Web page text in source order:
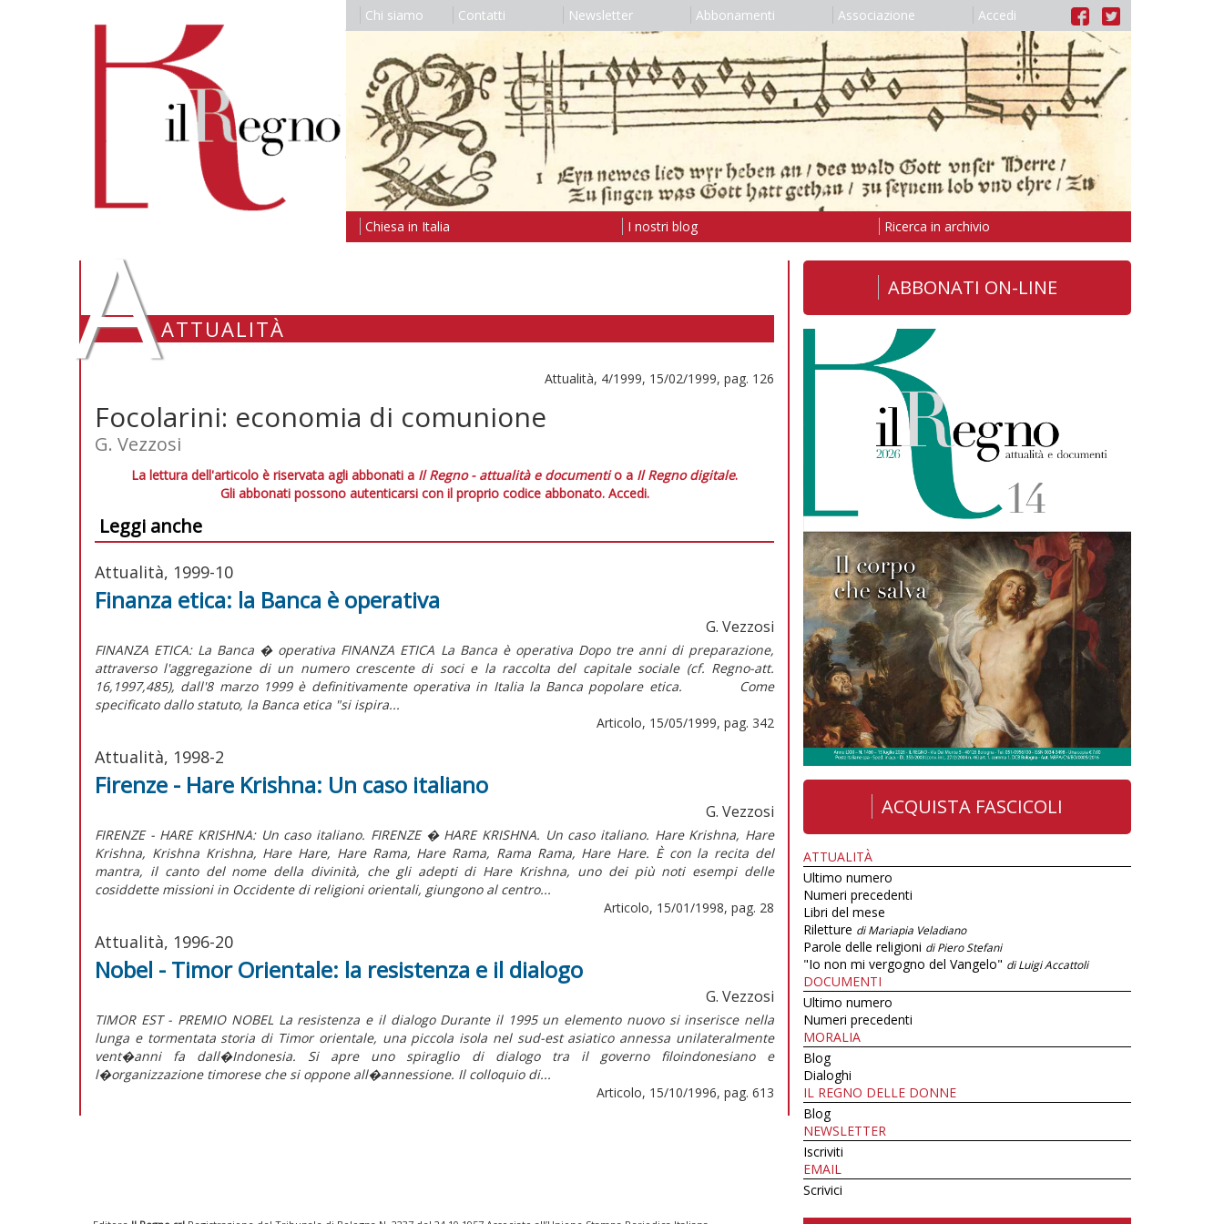
Chi siamo Contatti Newsletter Abbonamenti Associazione Accedi
Chiesa in Italia I nostri blog Ricerca in archivio
AATTUALITÀ
Attualità, 4/1999, 15/02/1999, pag. 126
Focolarini: economia di comunione
G. Vezzosi
La lettura dell'articolo è riservata agli abbonati a Il Regno - attualità e documentio a Il Regno digitale.
Gli abbonati possono autenticarsi con il proprio codice abbonato. Accedi.
Leggi anche
Attualità, 1999-10
Finanza etica: la Banca è operativa
G. Vezzosi
FINANZA ETICA: La Banca � operativa FINANZA ETICA La Banca è operativa Dopo tre anni di preparazione,
attraverso l'aggregazione di un numero crescente di soci e la raccolta del capitale sociale (cf. Regno-att.
16,1997,485), dall'8 marzo 1999 è definitivamente operativa in Italia la Banca popolare etica. Come
specificato dallo statuto, la Banca etica "si ispira...
Articolo, 15/05/1999, pag. 342
Attualità, 1998-2
Firenze - Hare Krishna: Un caso italiano
G. Vezzosi
FIRENZE - HARE KRISHNA: Un caso italiano. FIRENZE � HARE KRISHNA. Un caso italiano. Hare Krishna, Hare
Krishna, Krishna Krishna, Hare Hare, Hare Rama, Hare Rama, Rama Rama, Hare Hare. È con la recita del
mantra, il canto del nome della divinità, che gli adepti di Hare Krishna, uno dei più noti esempi delle
cosiddette missioni in Occidente di religioni orientali, giungono al centro...
Articolo, 15/01/1998, pag. 28
Attualità, 1996-20
Nobel - Timor Orientale: la resistenza e il dialogo
G. Vezzosi
TIMOR EST - PREMIO NOBEL La resistenza e il dialogo Durante il 1995 un elemento nuovo si inserisce nella
lunga e tormentata storia di Timor orientale, una piccola isola nel sud-est asiatico annessa unilateralmente
vent�anni fa dall�Indonesia. Si apre uno spiraglio di dialogo tra il governo filoindonesiano e
l�organizzazione timorese che si oppone all�annessione. Il colloquio di...
Articolo, 15/10/1996, pag. 613
ABBONATI ON-LINE
ACQUISTA FASCICOLI
ATTUALITÀ
Ultimo numero
Numeri precedenti
Libri del mese
Riletture di Mariapia Veladiano
Parole delle religioni di Piero Stefani
"Io non mi vergogno del Vangelo" di Luigi Accattoli
DOCUMENTI
Ultimo numero
Numeri precedenti
MORALIA
Blog
Dialoghi
IL REGNO DELLE DONNE
Blog
NEWSLETTER
Iscriviti
EMAIL
Scrivici